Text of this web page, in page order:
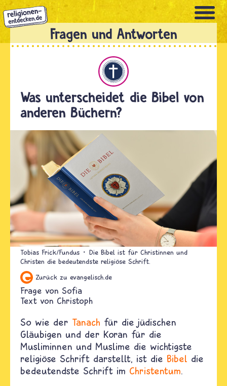
Direkt
zum
Inhalt
Was unterscheidet die Bibel von
anderen Büchern?
Tobias Frick/Fundus
Die Bibel ist für Christinnen und
Christen die bedeutendste religiöse Schrift.
Zurück zu evangelisch.de
Sofia
Text von Christoph
So wie der Tanach für die jüdischen
Gläubigen und der Koran für die
Musliminnen und Muslime die wichtigste
religiöse Schrift darstellt, ist die Bibel die
bedeutendste Schrift im Christentum.